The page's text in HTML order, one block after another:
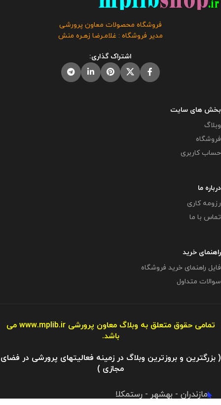
باشد و فروش و انتشار این محصول
باشد و شرعا حرام می باشد.فروشگاه محصولات معاون پرورشی
مدیر فروشگاه : غلامـرضا زهـره منش
اشتراک گذاری:
بخش های سایت
وبلاگ
فروشگاه
حساب کاربری
درباره ما
رزومه کاری
تماس با ما
راهنمای خرید
فایل راهنمای خرید فروشگاه
سوالات متداول
تمامی حقوق متعلق به وبلاگ معاون پرورشیwww.mplib.ir می
باشد.
( بزرگترین و بروزترین وبلاگ در زمینه فعالیتهای پرورشی در فضای
مجازی )
مازندران - بهشهر - رستمکلا